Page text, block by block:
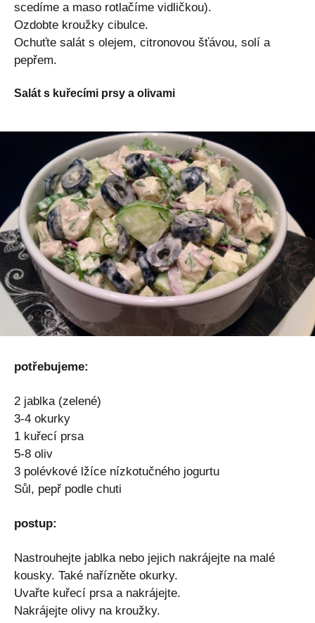
scedíme a maso rotlačíme vidličkou).
Ozdobte kroužky cibulce.
Ochuťte salát s olejem, citronovou šťávou, solí a
pepřem.
Salát s kuřecími prsy a olivami
potřebujeme:
2 jablka (zelené)
3-4 okurky
1 kuřecí prsa
5-8 oliv
3 polévkové lžíce nízkotučného jogurtu
Sůl, pepř podle chuti
postup:
Nastrouhejte jablka nebo jejich nakrájejte na malé
kousky. Také nařízněte okurky.
Uvařte kuřecí prsa a nakrájejte.
Nakrájejte olivy na kroužky.